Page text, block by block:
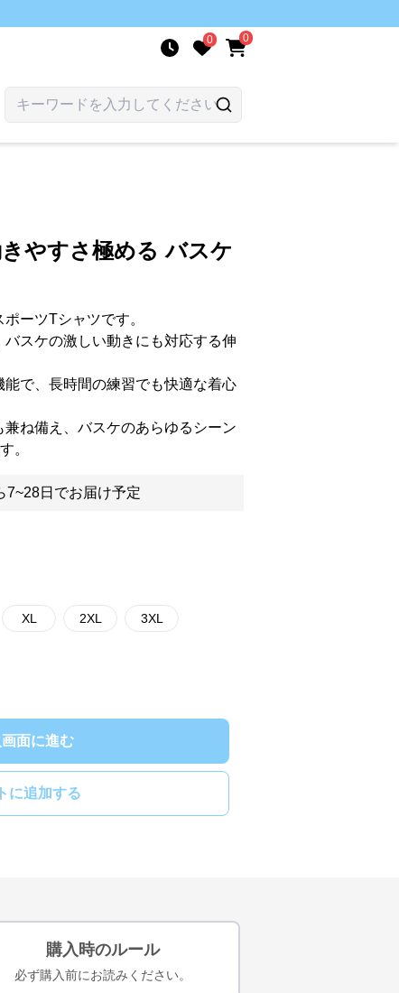
0 0
やすさ極める バスケ
ーツTシャツです。
スケの激しい動きにも対応する伸
で、長時間の練習でも快適な着心
ね備え、バスケのあらゆるシーン
。
7~28日でお届け予定
XL 2XL 3XL
画面に進む
に追加する
購入時のルール
必ず購入前にお読みください。